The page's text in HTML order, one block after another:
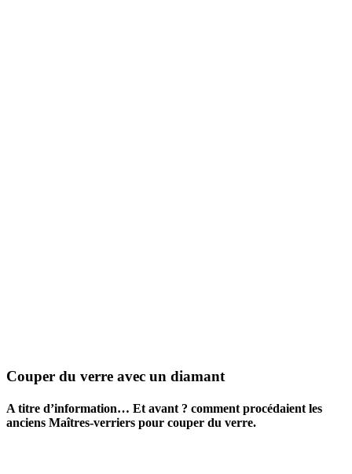
Couper du verre avec un diamant
A titre d’information… Et avant ? comment procédaient les
anciens Maîtres-verriers pour couper du verre.